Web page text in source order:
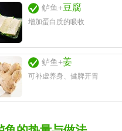
鲈鱼+豆腐
增加蛋白质的吸收
鲈鱼+姜
可补虚养身、健脾开胃